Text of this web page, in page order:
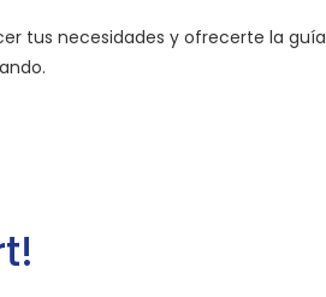
tus necesidades y ofrecerte la guía